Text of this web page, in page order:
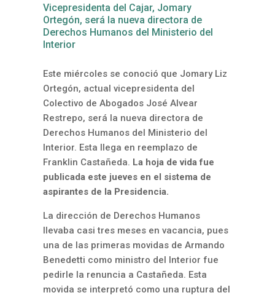
Vicepresidenta del Cajar, Jomary
Ortegón, será la nueva directora de
Derechos Humanos del Ministerio del
Interior
Este miércoles se conoció que Jomary Liz
Ortegón, actual vicepresidenta del
Colectivo de Abogados José Alvear
Restrepo, será la nueva directora de
Derechos Humanos del Ministerio del
Interior. Esta llega en reemplazo de
Franklin Castañeda. La hoja de vida fue
publicada este jueves en el sistema de
aspirantes de la Presidencia.
La dirección de Derechos Humanos
llevaba casi tres meses en vacancia, pues
una de las primeras movidas de Armando
Benedetti como ministro del Interior fue
pedirle la renuncia a Castañeda. Esta
movida se interpretó como una ruptura del